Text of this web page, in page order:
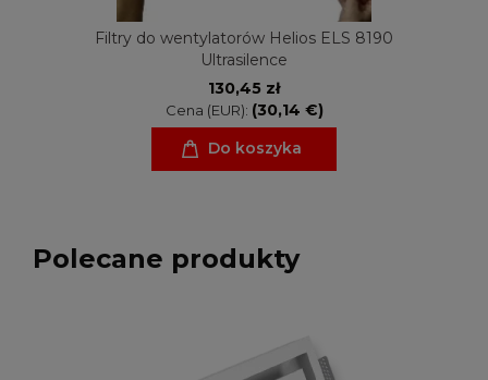
Filtry do wentylatorów Helios ELS 8190
Ultrasilence
130,45 zł
Cena (EUR): (30,14 €)
Do koszyka
Polecane produkty